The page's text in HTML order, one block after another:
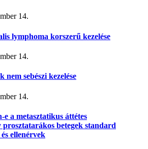
14.
lymphoma korszerű kezelése
14.
nem sebészi kezelése
14.
e a metasztatikus áttétes
betegek standard
ellenérvek